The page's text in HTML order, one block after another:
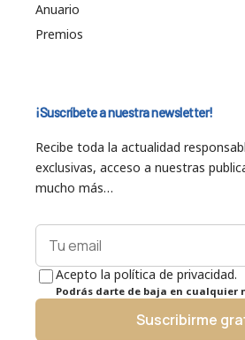
Anuario
Premios
¡Suscríbete a nuestra newsletter!
Recibe toda la actualidad
exclusivas, acceso a nuestras
mucho más…
Acepto la política de privacidad.
Podrás darte de baja en cualquier
Suscribirme